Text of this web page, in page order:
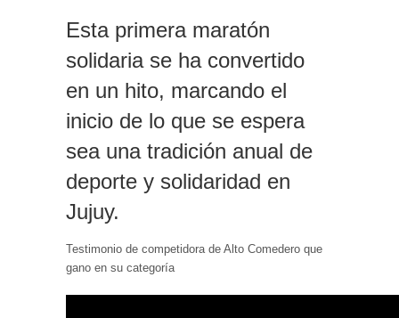
Esta primera maratón
solidaria se ha convertido
en un hito, marcando el
inicio de lo que se espera
sea una tradición anual de
deporte y solidaridad en
Jujuy.
Testimonio de competidora de Alto Comedero que
gano en su categoría